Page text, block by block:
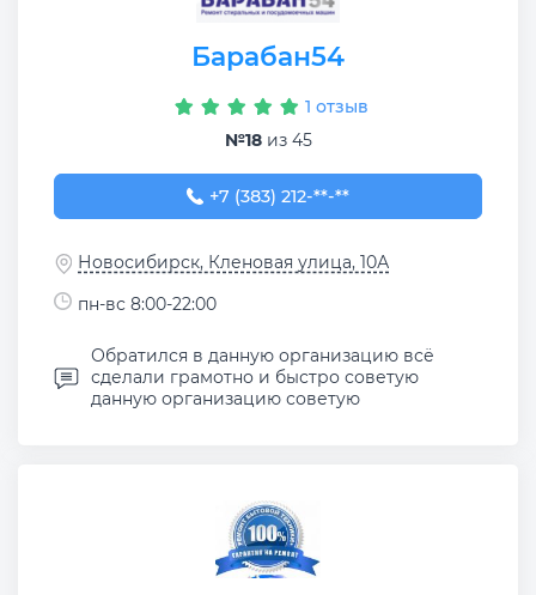
Барабан54
1 отзыв
№18из 45
+7 (383) 212-76-33
+7 (383) 212-**-**
Новосибирск, Кленовая улица, 10А
пн-вс 8:00-22:00
Обратился в данную организацию всё
сделали грамотно и быстро советую
данную организацию советую